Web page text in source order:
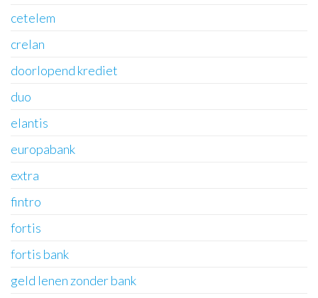
cetelem
crelan
doorlopend krediet
duo
elantis
europabank
extra
fintro
fortis
fortis bank
geld lenen zonder bank